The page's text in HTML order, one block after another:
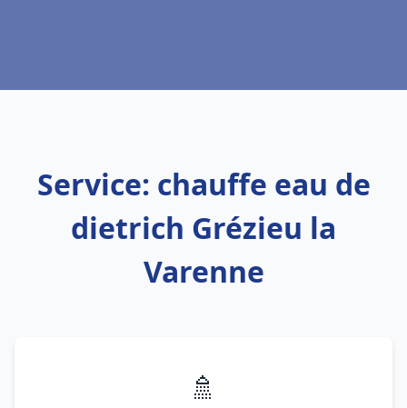
Service: chauffe eau de
dietrich Grézieu la
Varenne
🚿